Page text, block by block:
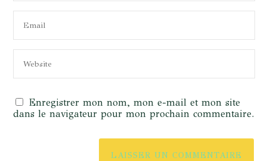
Enregistrer mon nom, mon e-mail et mon site
dans le navigateur pour mon prochain commentaire.